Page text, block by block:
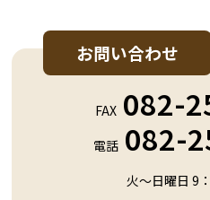
お問い合わせ
FAX 082-
電話 082-
火～日曜日 9